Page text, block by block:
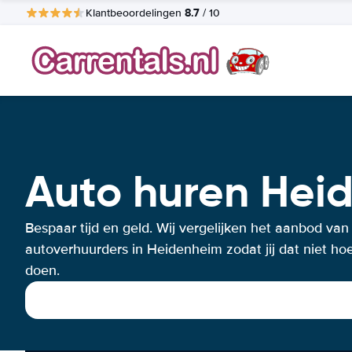
Klantbeoordelingen 8.7 / 10
Auto huren
Bespaar tijd en geld. Wij vergelijken het aanbod van
autoverhuurders in Heidenheim zodat jij dat niet
doen.